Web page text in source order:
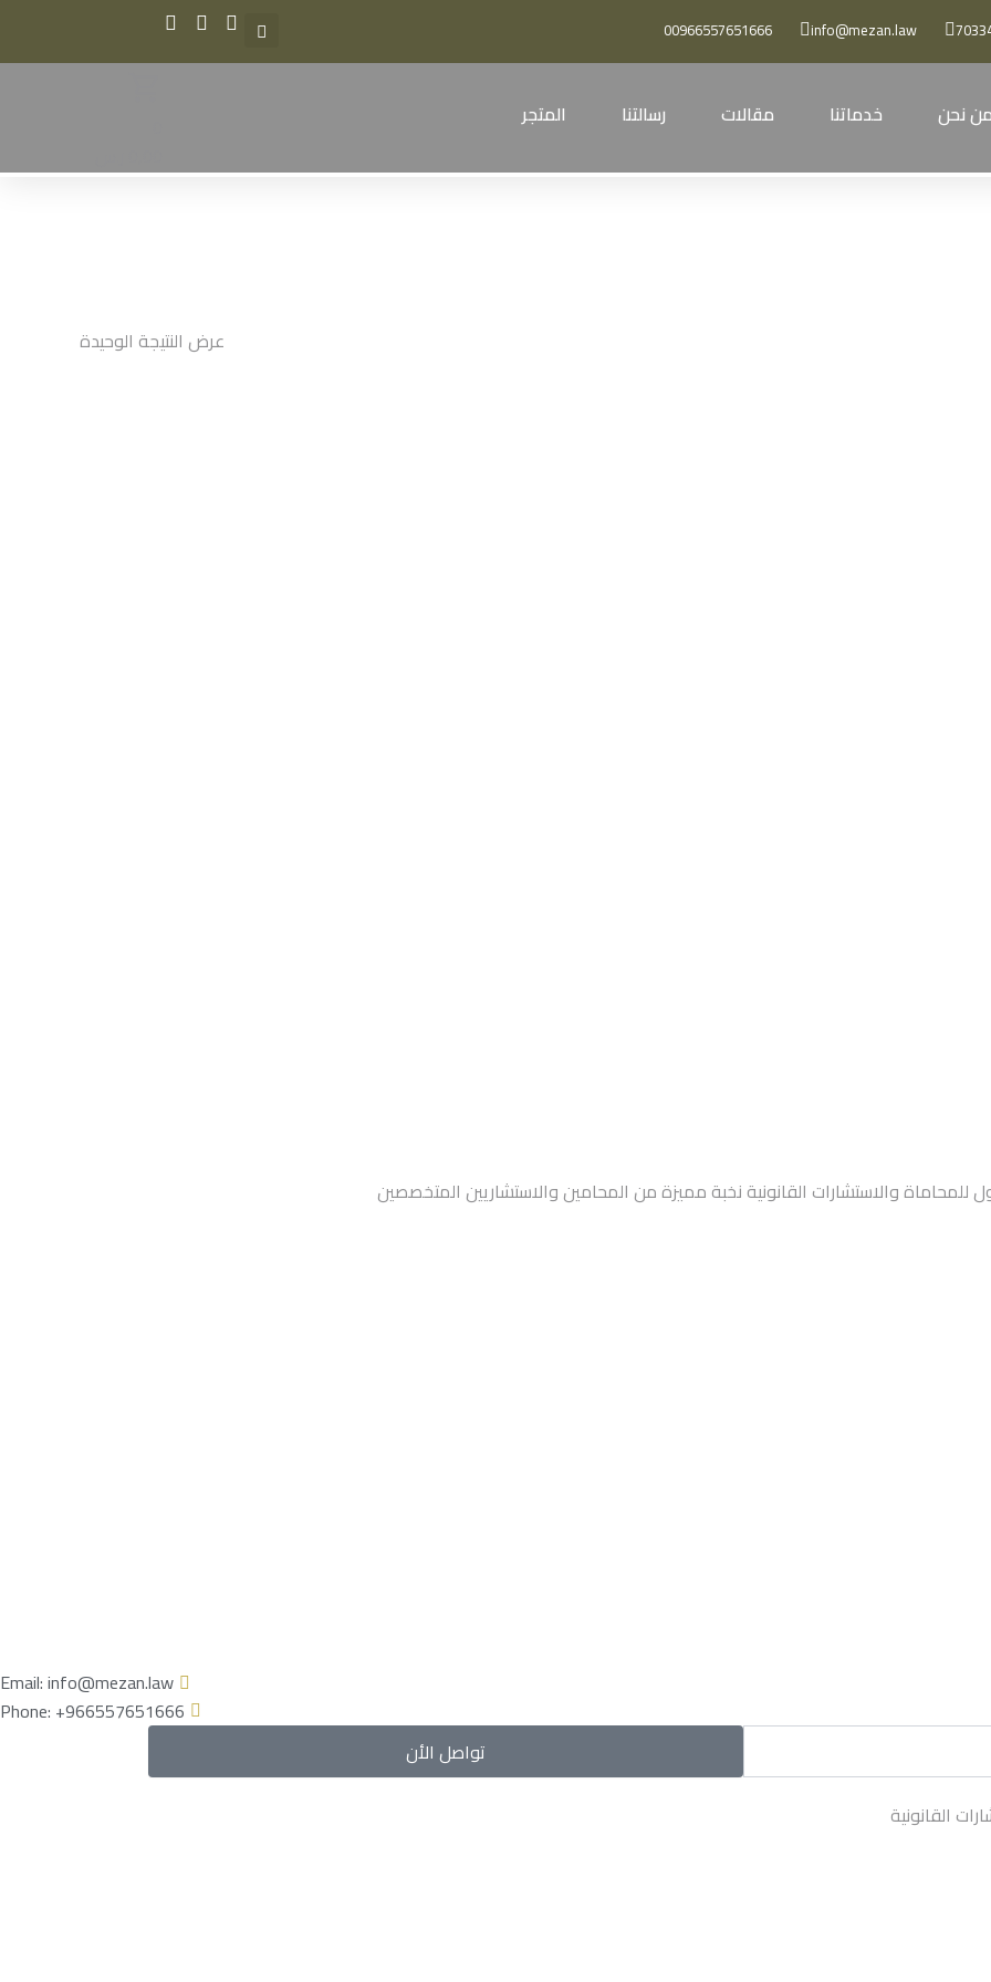
info@mezan.law
00966557651666
من نحن خدماتنا مقالات رسالتنا المتجر
عرض النتيجة الوحيدة
للمحاماة والاستشارات القانونية نخبة مميزة من المحامين والاستشاريين المتخصصين
Email: info@mezan.law
Phone: +966557651666
تواصل الأن